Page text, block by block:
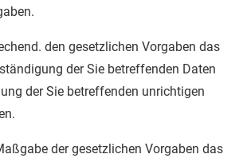
den gesetzlichen Vorgaben das
der Sie betreffenden Daten
der Sie betreffenden unrichtigen
der gesetzlichen Vorgaben das